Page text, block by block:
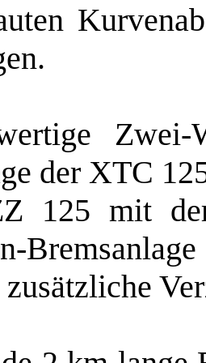
Zwei-
der XTC
125 mit